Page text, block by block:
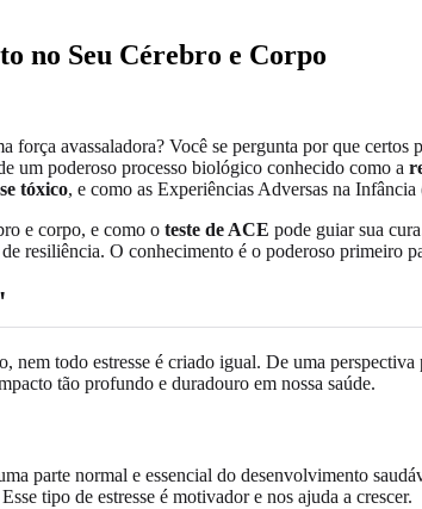
no Seu Cérebro e Corpo
força avassaladora? Você se pergunta por que certos
um poderoso processo biológico conhecido como a
tóxico, e como as Experiências Adversas na
e corpo, e como o teste de ACE pode guiar sua
resiliência. O conhecimento é o poderoso primeiro
todo estresse é criado igual. De uma
tão profundo e duradouro em nossa saúde.
parte normal e essencial do desenvolvimento
tipo de estresse é motivador e nos ajuda a crescer.